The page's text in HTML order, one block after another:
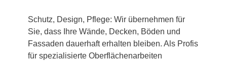
Schutz, Design, Pflege: Wir übernehmen für
Sie, dass Ihre Wände, Decken, Böden und
Fassaden dauerhaft erhalten bleiben. Als Profis
für spezialisierte Oberflächenarbeiten